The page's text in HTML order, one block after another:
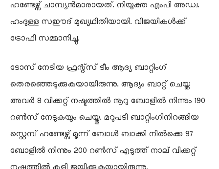
ഹണ്ടേഴ്സ് ചാമ്പ്യൻമാരായത്. നിയുക്ത എംപി അഡ്വ.
ഹംദുള്ള സഈദ് മുഖ്യഥിതിയായി. വിജയികൾക്ക്
ട്രോഫി സമ്മാനിച്ചു.
ടോസ് നേടിയ ഫ്രന്റ്സ് ടീം ആദ്യ ബാറ്റിംഗ്
തെരഞ്ഞെടുക്കുകയായിരുന്നു. ആദ്യം ബാറ്റ് ചെയ്ത
അവർ 8 വിക്കറ്റ് നഷ്ടത്തിൽ നൂറു ബോളിൽ നിന്നും 190
റൺസ് നേടുകയും ചെയ്തു. മറുപടി ബാറ്റിംഗിനിറങ്ങിയ
സ്റ്റെമ്പ് ഹണ്ടേഴ്സ് മൂന്ന് ബോൾ ബാക്കി നിൽക്കെ 97
ബോളിൽ നിന്നും 200 റൺസ് എടുത്ത് നാല് വിക്കറ്റ്